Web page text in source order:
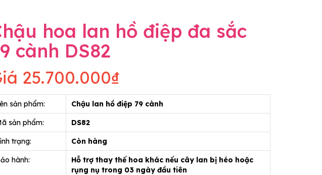
hoa lan hồ điệp đa sắc
cành DS82
25.700.000₫
sản phẩm: Chậu lan hồ điệp 79 cành
sản phẩm: DS82
trạng: Còn hàng
hành:
Hỗ trợ thay thế hoa khác nếu cây lan bị héo hoặc
rụng nụ trong 03 ngày đầu tiên